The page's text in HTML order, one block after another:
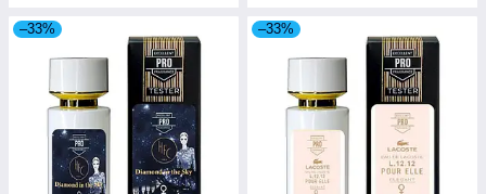
–33% –33%